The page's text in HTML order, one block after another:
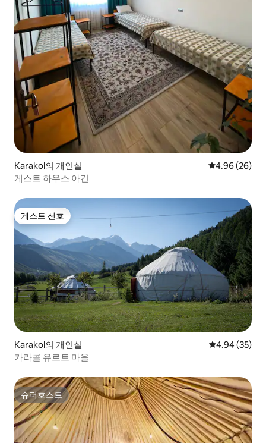
Karakol의 개인실 평점 4.96점(5
4.96 (26)
게스트 하우스 아긴
게스트 선호
게스트 선호
Karakol의 개인실 평점 4.94점(5
4.94 (35)
카라콜 유르트 마을
슈퍼호스트
슈퍼호스트